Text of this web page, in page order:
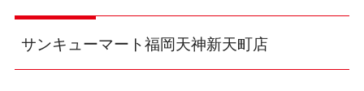
サンキューマート福岡天神新天町店